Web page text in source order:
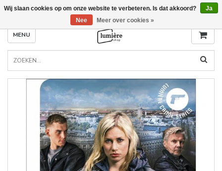
MENU
Wij slaan cookies op om onze website te verbeteren. Is dat akkoord?
Ja
Nee
Meer over cookies »